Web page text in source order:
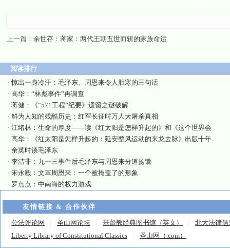
上一篇： 余世存：蒋家：两代王朝五世而斩的家族命运
阅读排行
·惊出一身冷汗：毛泽东、周恩来令人胆寒的三句话
· 高华：“林彪事件”再调查
· 蒋健：《“571工程”纪要》遗留之谜破解
· 鲜为人知的残酷历史：红军长征时万人大屠杀真相
· 江绪林：生命的厚度——读《红太阳是怎样升起的》和《这个世界会
· 高华：《红太阳是怎样升起的：延安整风运动的来龙去脉》出版十年
· 余英时谈毛泽东
· 李洁非：九一三事件后毛泽东与周恩来分道扬镳
· 宋永毅：文革周恩来：一个被掩盖了的形象
· 罗点点：中南海的权力游戏
友情链接 & 合作伙伴
公法评论网 圣山网论坛 基督教经典图书馆（英文）
北大法律信
Liberty Library of Constitutional Classics
圣山网（.com）